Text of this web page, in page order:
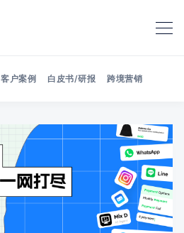
Search 美洽博客
客户案例 白皮书/研报 跨境营销